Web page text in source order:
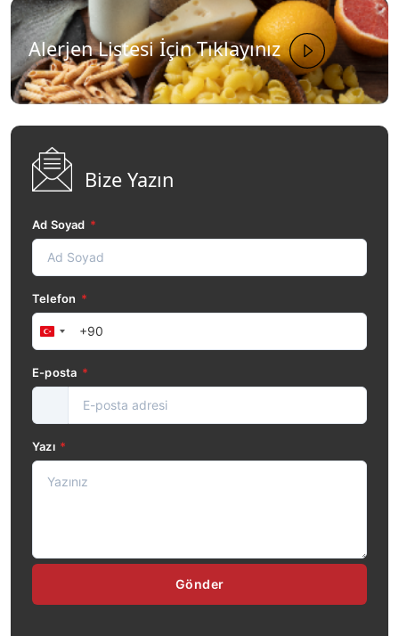
Alerjen Listesi İçin Tıklayınız
Bize Yazın
Ad Soyad *
Telefon *
Türkiye
E-posta *
Yazı *
Gönder